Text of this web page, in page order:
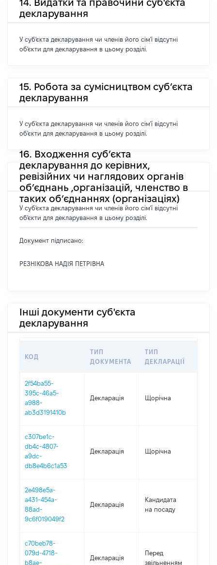
14. Видатки та правочини суб'єкта
декларування
У суб'єкта декларування чи членів його сім'ї відсутні
об'єкти для декларування в цьому розділі.
15. Робота за сумісництвом суб’єкта
декларування
У суб'єкта декларування чи членів його сім'ї відсутні
об'єкти для декларування в цьому розділі.
16. Входження суб’єкта
декларування до керівних,
ревізійних чи наглядових органів
об’єднань ,організацій, членство в
таких об’єднаннях (організаціях)
У суб'єкта декларування чи членів його сім'ї відсутні
об'єкти для декларування в цьому розділі.
Документ підписано:
РЕЗНІКОВА НАДІЯ ПЕТРІВНА
Інші документи суб'єкта
декларування
КОД
ТИП
ДОКУМЕНТА
ТИП
ДЕКЛАРАЦІЇ
2f54ba55-
395c-46a5-
a988-
ab3d3191410b
Декларація Щорічна
c307be1c-
db4c-4807-
a9dc-
db8e4b6c1a53
Декларація Щорічна
2e498e5a-
a431-454a-
88ad-
9c6f019049f2
Декларація
Кандидата
на посаду
c70beb78-
079d-4718-
b8ae-
Декларація
Перед
звільненням